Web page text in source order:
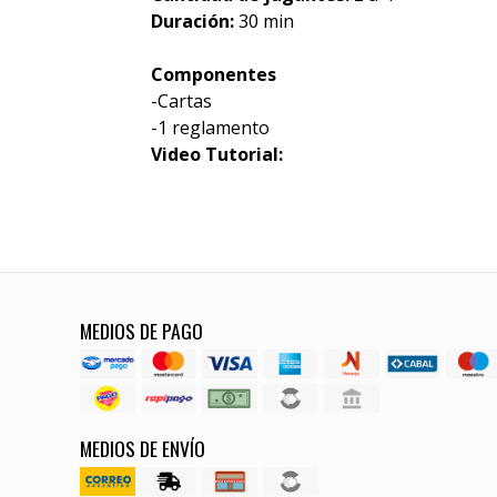
Duración:30 min
Componentes
-Cartas
-1 reglamento
Video Tutorial:
MEDIOS DE PAGO
MEDIOS DE ENVÍO